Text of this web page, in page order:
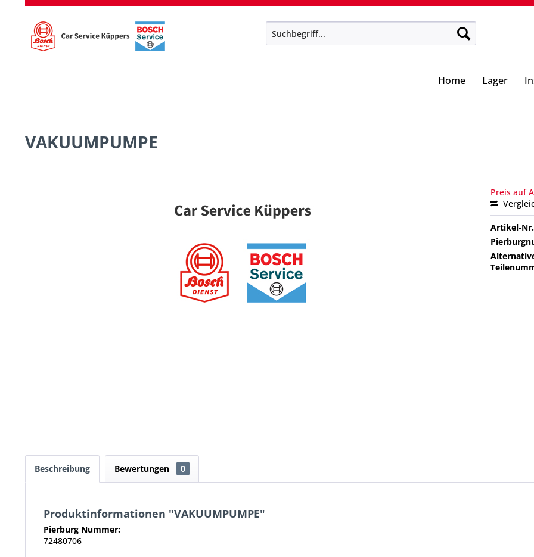
Home Lager
VAKUUMPUMPE
Preis auf
Artikel-
Beschreibung Bewertungen 0
Produktinformationen "VAKUUMPUMPE"
Pierburg Nummer:
72480706